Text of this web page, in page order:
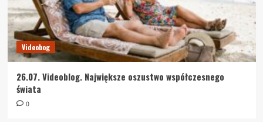
Videobog
26.07. Videoblog. Największe oszustwo współczesnego
świata
0